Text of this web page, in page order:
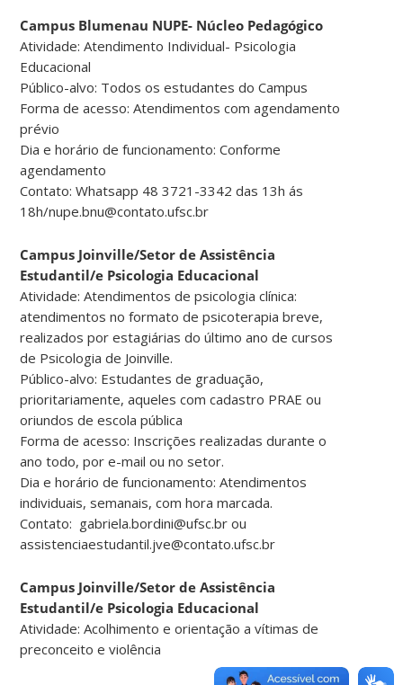
Campus Blumenau NUPE- Núcleo Pedagógico
Atividade: Atendimento Individual- Psicologia
Educacional
Público-alvo: Todos os estudantes do Campus
Forma de acesso: Atendimentos com agendamento
prévio
Dia e horário de funcionamento: Conforme
agendamento
Contato: Whatsapp 48 3721-3342 das 13h ás
18h/nupe.bnu@contato.ufsc.br
Campus Joinville/Setor de Assistência
Estudantil/e Psicologia Educacional
Atividade: Atendimentos de psicologia clínica:
atendimentos no formato de psicoterapia breve,
realizados por estagiárias do último ano de cursos
de Psicologia de Joinville.
Público-alvo: Estudantes de graduação,
prioritariamente, aqueles com cadastro PRAE ou
oriundos de escola pública
Forma de acesso: Inscrições realizadas durante o
ano todo, por e-mail ou no setor.
Dia e horário de funcionamento: Atendimentos
individuais, semanais, com hora marcada.
Contato: gabriela.bordini@ufsc.br ou
assistenciaestudantil.jve@contato.ufsc.br
Campus Joinville/Setor de Assistência
Estudantil/e Psicologia Educacional
Atividade: Acolhimento e orientação a vítimas de
preconceito e violência